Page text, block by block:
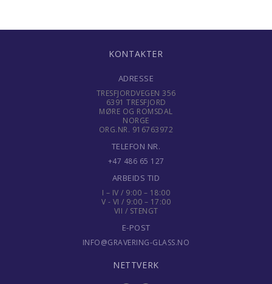
KONTAKTER
ADRESSE
TRESFJORDVEGEN 356
6391 TRESFJORD
MØRE OG ROMSDAL
NORGE
ORG.NR. 916763972
TELEFON NR.
+47 486 65 127
ARBEIDS TID
I – IV / 9:00 – 18:00
V - VI / 9:00 – 17:00
VII / STENGT
E-POST
INFO@GRAVERING-GLASS.NO
NETTVERK